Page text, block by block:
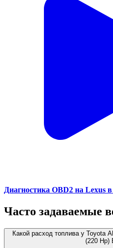
Диагностика OBD2 на Lexus
Часто задаваемые
Какой расход топлива у Toyota
(220 Hp)